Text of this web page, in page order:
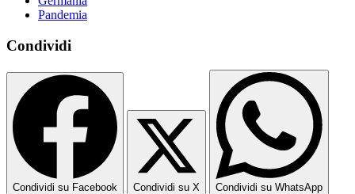
Pandemia
Condividi
Condividi su Facebook Condividi su X Condividi su WhatsApp